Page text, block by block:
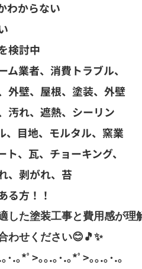
わからない
検討中
ム業者、消費トラブル、
外壁、屋根、塗装、外壁
汚れ、遮熱、シーリン
、目地、モルタル、窯業
、瓦、チョーキング、
、剥がれ、苔
る方！！
した塗装工事と費用感が理
わせください😊🎵✨
･.｡*ﾟ>｡｡.｡･.｡*ﾟ>｡｡.｡･.｡